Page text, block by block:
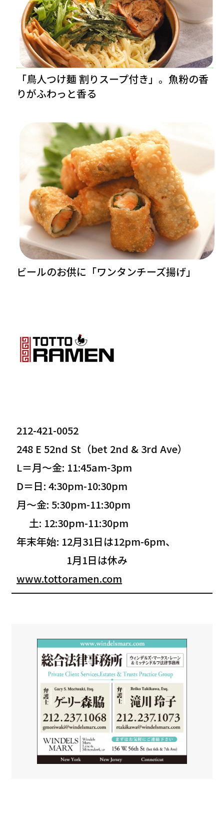
「鳥人つけ麺 割りスープ付き」。魚粉の香
りがふわっと香る
ビールのお供に「ワンタンチーズ揚げ」
212-421-0052
248 E 52nd St（bet 2nd & 3rd Ave）
L＝月〜金: 11:45am-3pm
D＝日: 4:30pm-10:30pm
月〜金: 5:30pm-11:30pm
土: 12:30pm-11:30pm
年末年始: 12月31日は12pm-6pm、
1月1日は休み
www.tottoramen.com